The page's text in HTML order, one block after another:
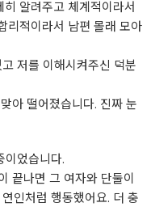
알려주고 체계적이라서
리적이라서 남편 몰래 모아
저를 이해시켜주신 덕분
아 떨어졌습니다. 진짜 눈
이었습니다.
끝나면 그 여자와 단둘이
인처럼 행동했어요. 더 충